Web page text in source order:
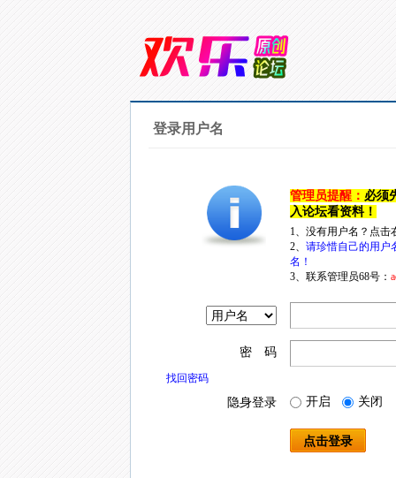
登录用户名
管理员提醒： 必须
入论坛看资料！
1、没有用户名？点
2、 请珍惜自己的用户
名！
3、联系管理员68号：
密 码
找回密码
隐身登录 开启 关闭
点击登录